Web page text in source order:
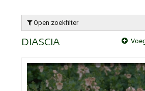
Open zoekfilter
DIASCIA